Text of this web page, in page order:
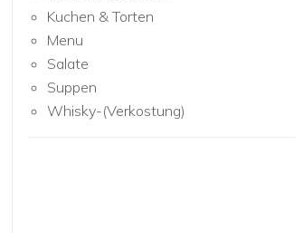
Kuchen & Torten
Menu
Salate
Suppen
Whisky-(Verkostung)